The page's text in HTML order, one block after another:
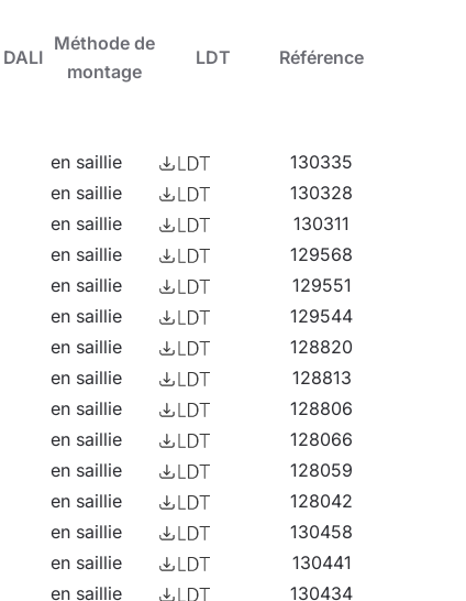
les sanitaires et les salles de bains,
Méthode de
montage
LDT Référence
en saillie
130335
en saillie
130328
en saillie
130311
en saillie
129568
en saillie
129551
en saillie
129544
en saillie
128820
en saillie
128813
en saillie
128806
en saillie
128066
en saillie
128059
en saillie
128042
en saillie
130458
en saillie
130441
en saillie
130434